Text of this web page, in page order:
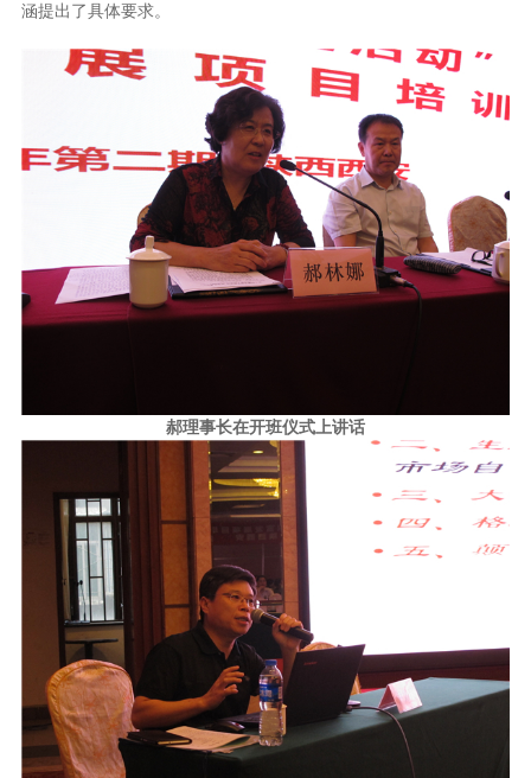
涵提出了具体要求。
郝理事长在开班仪式上讲话